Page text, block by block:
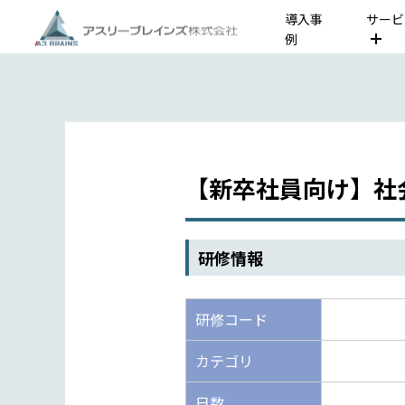
導入事
例
サー
【新卒社員向け】
研修情報
研修コード
カテゴリ